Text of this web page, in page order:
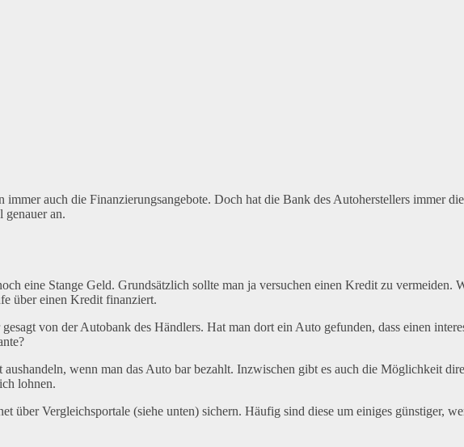
auch die Finanzierungsangebote. Doch hat die Bank des Autoherstellers immer
genauer an.
eine Stange Geld. Grundsätzlich sollte man ja versuchen einen Kredit zu
über einen Kredit finanziert.
von der Autobank des Händlers. Hat man dort ein Auto gefunden, dass einen
wenn man das Auto bar bezahlt. Inzwischen gibt es auch die Möglichkeit
lohnen.
Vergleichsportale (siehe unten) sichern. Häufig sind diese um einiges günstiger,